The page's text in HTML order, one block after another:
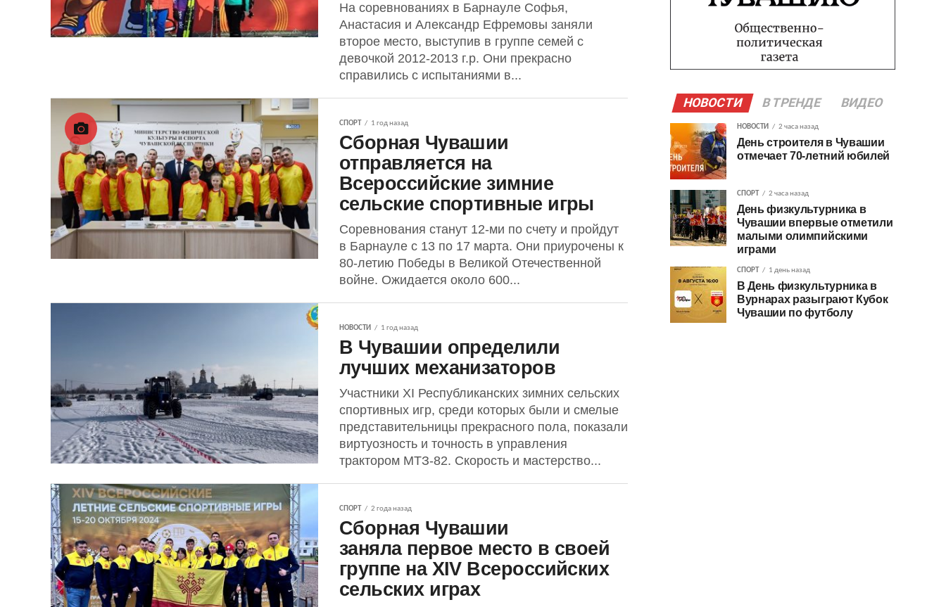
На соревнованиях в Барнауле Софья,
Анастасия и Александр Ефремовы заняли
второе место, выступив в группе семей с
девочкой 2012-2013 г.р. Они прекрасно
справились с испытаниями в...
СПОРТ 1 год назад
Сборная Чувашии
отправляется на
Всероссийские зимние
сельские спортивные игры
Соревнования станут 12-ми по счету и пройдут
в Барнауле с 13 по 17 марта. Они приурочены к
80-летию Победы в Великой Отечественной
войне. Ожидается около 600...
НОВОСТИ 1 год назад
В Чувашии определили
лучших механизаторов
Участники XI Республиканских зимних сельских
спортивных игр, среди которых были и смелые
представительницы прекрасного пола, показали
виртуозность и точность в управления
трактором МТЗ-82. Скорость и мастерство...
СПОРТ 2 года назад
Сборная Чувашии
заняла первое место в своей
группе на XIV Всероссийских
сельских играх
НОВОСТИ В ТРЕНДЕ ВИДЕО
НОВОСТИ 2 часа назад
День строителя в Чувашии
отмечает 70-летний юбилей
СПОРТ 2 часа назад
День физкультурника в
Чувашии впервые отметили
малыми олимпийскими
играми
СПОРТ 1 день назад
В День физкультурника в
Вурнарах разыграют Кубок
Чувашии по футболу